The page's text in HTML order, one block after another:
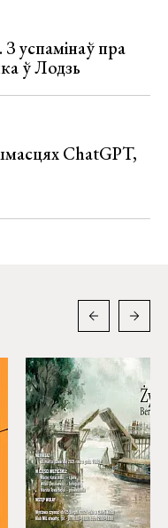
З успамінаў пра
ў Лодзь
ChatGPT,